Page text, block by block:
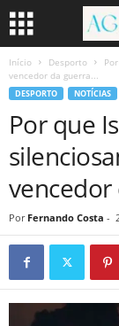
Início Desporto
vencedor da guerra...
DESPORTO NOTÍCIAS
Por que
Por Fernando Costa -